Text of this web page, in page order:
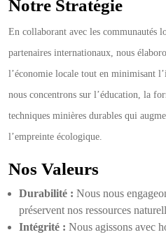
Notre Stratégie
En collaborant avec les communautés
partenaires internationaux, nous
l’économie locale tout en minimisant
nous concentrons sur l’éducation, la
techniques minières durables qui
l’empreinte écologique.
Nos Valeurs
Durabilité : Nous nous
préservent nos ressources
Intégrité : Nous agissons avec